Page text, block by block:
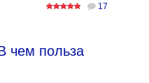
17
чем польза